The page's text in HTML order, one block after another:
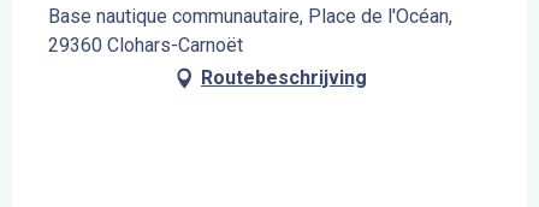
Base nautique communautaire, Place de l'Océan,
29360 Clohars-Carnoët
Routebeschrijving